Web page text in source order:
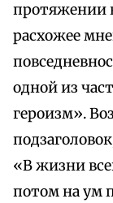
протяжении
расхожее
одной из
героизм».
«В жизни
потом на ум